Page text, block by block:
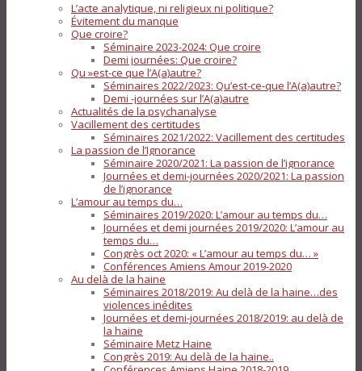
L’acte analytique, ni religieux ni politique?
Évitement du manque
Que croire?
Séminaire 2023-2024: Que croire
Demi journées: Que croire?
Qu »est-ce que l’A(a)autre?
Séminaires 2022/2023: Qu’est-ce-que l’A(a)autre?
Demi -journées sur l’A(a)autre
Actualités de la psychanalyse
Vacillement des certitudes
Séminaires 2021/2022: Vacillement des certitudes
La passion de l’Ignorance
Séminaire 2020/2021: La passion de l’ignorance
Journées et demi-journées 2020/2021: La passion
de l’ignorance
L’amour au temps du…
Séminaires 2019/2020: L’amour au temps du…
Journées et demi journées 2019/2020: L’amour au
temps du…
Congrès oct 2020: « L’amour au temps du… »
Conférences Amiens Amour 2019-2020
Au delà de la haine
Séminaires 2018/2019: Au delà de la haine…des
violences inédites
Journées et demi-journées 2018/2019: au delà de
la haine
Séminaire Metz Haine
Congrès 2019: Au delà de la haine..